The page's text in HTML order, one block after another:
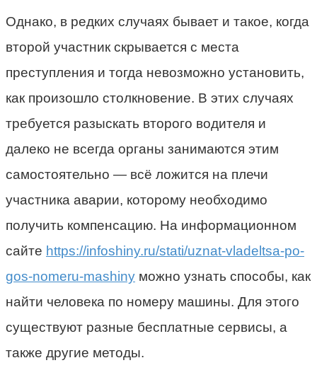
Однако, в редких случаях бывает и такое, когда
второй участник скрывается с места
преступления и тогда невозможно установить,
как произошло столкновение. В этих случаях
требуется разыскать второго водителя и
далеко не всегда органы занимаются этим
самостоятельно — всё ложится на плечи
участника аварии, которому необходимо
получить компенсацию. На информационном
сайте https://infoshiny.ru/stati/uznat-vladeltsa-po-
gos-nomeru-mashiny можно узнать способы, как
найти человека по номеру машины. Для этого
существуют разные бесплатные сервисы, а
также другие методы.